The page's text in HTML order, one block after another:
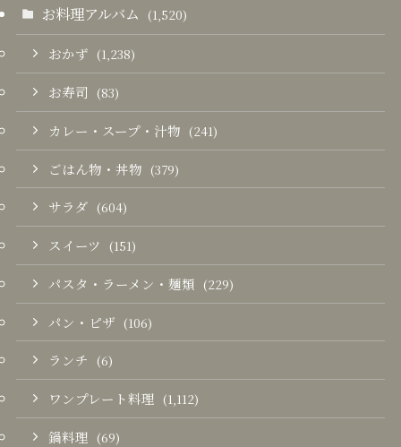
お料理アルバム (1,520)
おかず (1,238)
お寿司 (83)
カレー・スープ・汁物 (241)
ごはん物・丼物 (379)
サラダ (604)
スイーツ (151)
パスタ・ラーメン・麺類 (229)
パン・ピザ (106)
ランチ (6)
ワンプレート料理 (1,112)
鍋料理 (69)